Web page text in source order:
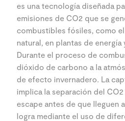
es una tecnología diseñada
emisiones de CO2 que se
combustibles fósiles, como
natural, en plantas de energía
Durante el proceso de
dióxido de carbono a la
de efecto invernadero. La
implica la separación del
escape antes de que lleguen
logra mediante el uso de